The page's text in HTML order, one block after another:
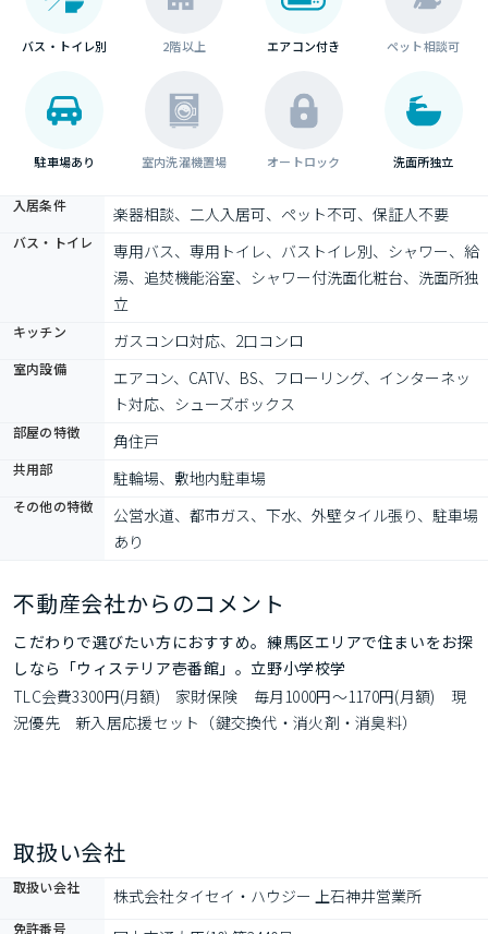
バス・トイレ別 2階以上 エアコン付き ペット相談可
駐車場あり 室内洗濯機置場 オートロック 洗面所独立
入居条件 楽器相談、二人入居可、ペット不可、保証人不要
バス・トイレ
専用バス、専用トイレ、バストイレ別、シャワー、給
湯、追焚機能浴室、シャワー付洗面化粧台、洗面所独
立
キッチン ガスコンロ対応、2口コンロ
室内設備
エアコン、CATV、BS、フローリング、インターネッ
ト対応、シューズボックス
部屋の特徴 角住戸
共用部 駐輪場、敷地内駐車場
その他の特徴
公営水道、都市ガス、下水、外壁タイル張り、駐車場
あり
不動産会社からのコメント
こだわりで選びたい方におすすめ。練馬区エリアで住まいをお探
しなら「ウィステリア壱番館」。立野小学校学
TLC会費3300円(月額)　家財保険　毎月1000円～1170円(月額)　現
況優先　新入居応援セット（鍵交換代・消火剤・消臭料）
取扱い会社
取扱い会社 株式会社タイセイ・ハウジー 上石神井営業所
免許番号